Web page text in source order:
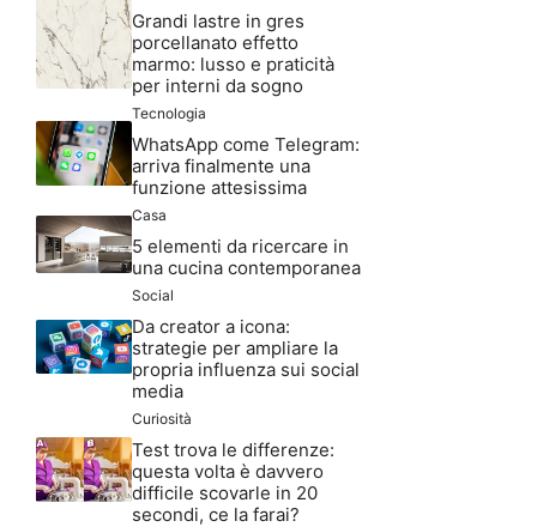
Grandi lastre in gres
porcellanato effetto
marmo: lusso e praticità
per interni da sogno
Tecnologia
WhatsApp come Telegram:
arriva finalmente una
funzione attesissima
Casa
5 elementi da ricercare in
una cucina contemporanea
Social
Da creator a icona:
strategie per ampliare la
propria influenza sui social
media
Curiosità
Test trova le differenze:
questa volta è davvero
difficile scovarle in 20
secondi, ce la farai?